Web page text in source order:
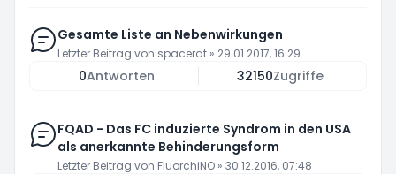
Gesamte Liste an Nebenwirkungen
Letzter Beitrag von spacerat » 29.01.2017, 16:29
0Antworten 32150Zugriffe
FQAD - Das FC induzierte Syndrom in den USA
als anerkannte Behinderungsform
Letzter Beitrag von FluorchiNO » 30.12.2016, 07:48